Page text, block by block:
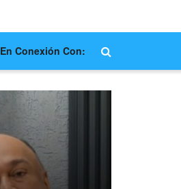
En Conexión Con: